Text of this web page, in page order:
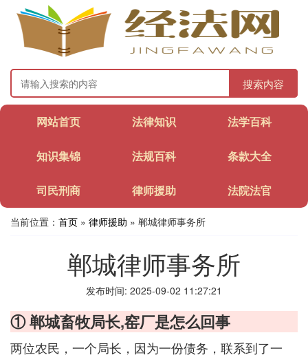
搜索内容
网站首页 法律知识 法学百科
知识集锦 法规百科 条款大全
司民刑商 律师援助 法院法官
当前位置： 首页 » 律师援助 » 郸城律师事务所
郸城律师事务所
发布时间: 2025-09-02 11:27:21
① 郸城畜牧局长,窑厂是怎么回事
两位农民，一个局长，因为一份债务，联系到了一